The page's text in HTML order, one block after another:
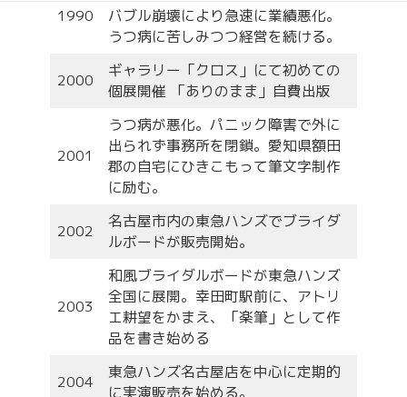
1990
バブル崩壊により急速に業績悪化。
うつ病に苦しみつつ経営を続ける。
2000
ギャラリー「クロス」にて初めての
個展開催 「ありのまま」自費出版
2001
うつ病が悪化。パニック障害で外に
出られず事務所を閉鎖。愛知県額田
郡の自宅にひきこもって筆文字制作
に励む。
2002
名古屋市内の東急ハンズでブライダ
ルボードが販売開始。
2003
和風ブライダルボードが東急ハンズ
全国に展開。幸田町駅前に、アトリ
エ耕望をかまえ、「楽筆」として作
品を書き始める
2004
東急ハンズ名古屋店を中心に定期的
に実演販売を始める。